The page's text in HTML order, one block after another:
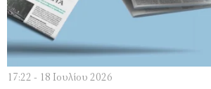
17:22 - 18 Ιουλίου 2026